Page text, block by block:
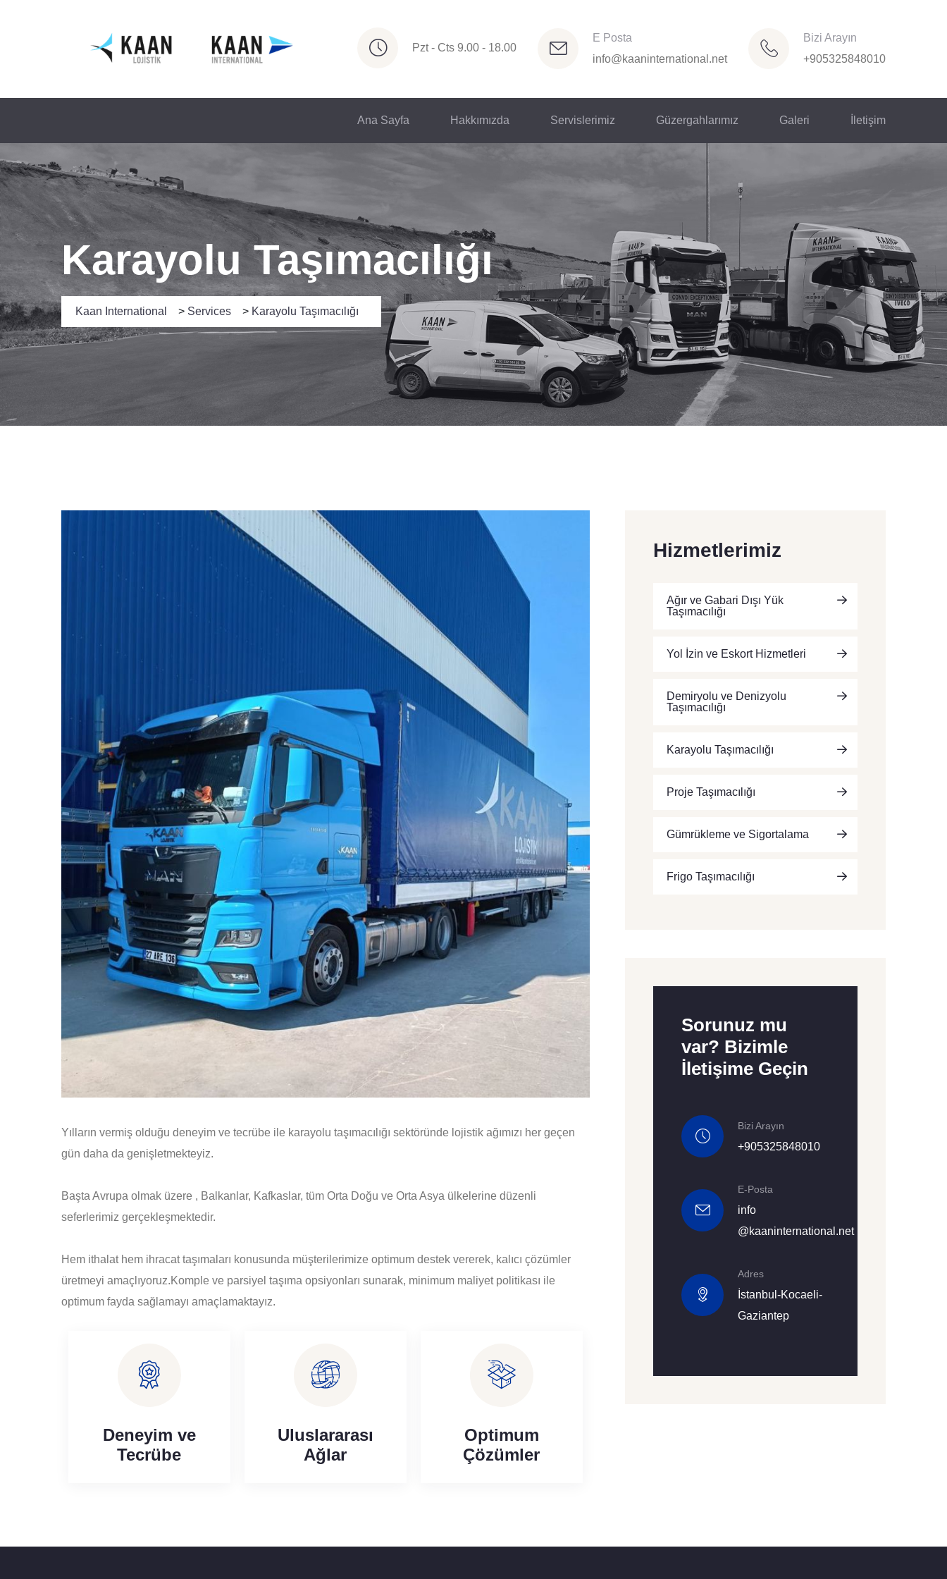
Pzt - Cts 9.00 - 18.00
E Posta
info@kaaninternational.net
Bizi Arayın
+905325848010
Ana Sayfa Hakkımızda Servislerimiz Güzergahlarımız Galeri İletişim
Karayolu Taşımacılığı
Kaan International > Services > Karayolu Taşımacılığı
Yılların vermiş olduğu deneyim ve tecrübe ile karayolu taşımacılığı sektöründe lojistik ağımızı her geçen
gün daha da genişletmekteyiz.
Başta Avrupa olmak üzere , Balkanlar, Kafkaslar, tüm Orta Doğu ve Orta Asya ülkelerine düzenli
seferlerimiz gerçekleşmektedir.
Hem ithalat hem ihracat taşımaları konusunda müşterilerimize optimum destek vererek, kalıcı çözümler
üretmeyi amaçlıyoruz.Komple ve parsiyel taşıma opsiyonları sunarak, minimum maliyet politikası ile
optimum fayda sağlamayı amaçlamaktayız.
Deneyim ve
Tecrübe
Uluslararası
Ağlar
Optimum
Çözümler
Hizmetlerimiz
Ağır ve Gabari Dışı Yük
Taşımacılığı
Yol İzin ve Eskort Hizmetleri
Demiryolu ve Denizyolu
Taşımacılığı
Karayolu Taşımacılığı
Proje Taşımacılığı
Gümrükleme ve Sigortalama
Frigo Taşımacılığı
Sorunuz mu
var? Bizimle
İletişime Geçin
Bizi Arayın
+905325848010
E-Posta
info
@kaaninternational.net
Adres
İstanbul-Kocaeli-
Gaziantep